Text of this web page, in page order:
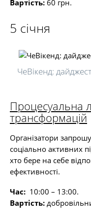
Вартість: 60 грн.
5 січня
ЧеВікенд:
Процесуальна
трансформацій
Організатори
соціально активних
хто бере на себе
ефективності.
Час: 10:00 – 13:00.
Вартість: